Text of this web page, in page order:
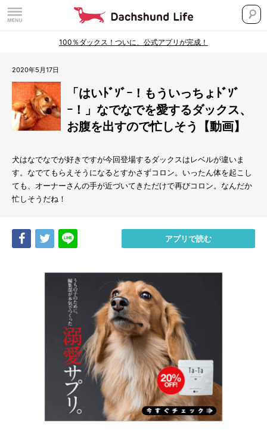
100％ダックス！ついに、公式アプリが完成！
2020年5月17日
「はいﾄﾞｿﾞｰ！もういっちょﾄﾞｿﾞ
ｰ！」なでなでを愛するダックス、
お腹を出すので忙しそう【動画】
犬はなでなでが好きですが今回登場するダックスはレベルが違いま
す。なでてもらえそうになるとすかさずコロン。いったん体を起こし
ても、オーナーさんの手が近づいてきただけで再びコロン。なんだか
忙しそうだね！
Share Tweet アプリで読む